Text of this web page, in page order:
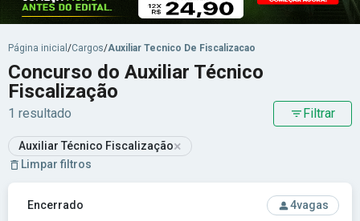
Página inicial /Cargos/Auxiliar Tecnico De Fiscalizacao
Concurso do Auxiliar Técnico
Fiscalização
1 resultado Filtrar
Auxiliar Técnico Fiscalização×
Limpar filtros
Ver concurso: Prefeitura de Palmas de Monte Alto-BA -
Encerrado 4vagas